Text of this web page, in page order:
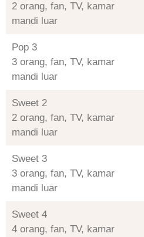
2 orang, fan, TV, kamar
mandi luar
Pop 3
3 orang, fan, TV, kamar
mandi luar
Sweet 2
2 orang, fan, TV, kamar
mandi luar
Sweet 3
3 orang, fan, TV, kamar
mandi luar
Sweet 4
4 orang, fan, TV, kamar